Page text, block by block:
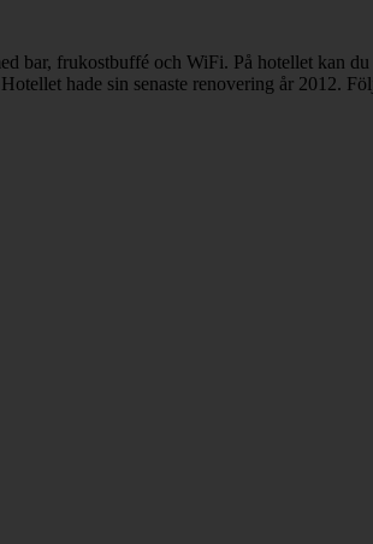
bar, frukostbuffé och WiFi. På hotellet kan
hade sin senaste renovering år 2012.